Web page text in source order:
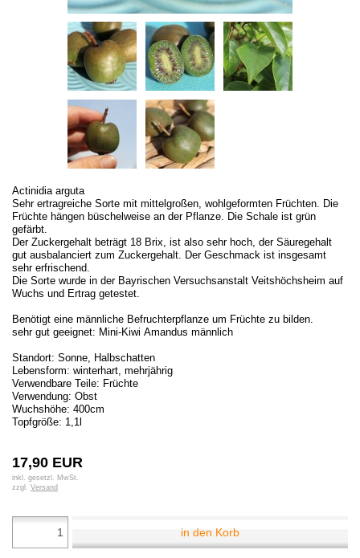
Actinidia arguta
Sehr ertragreiche Sorte mit mittelgroßen, wohlgeformten Früchten. Die
Früchte hängen büschelweise an der Pflanze. Die Schale ist grün
gefärbt.
Der Zuckergehalt beträgt 18 Brix, ist also sehr hoch, der Säuregehalt
gut ausbalanciert zum Zuckergehalt. Der Geschmack ist insgesamt
sehr erfrischend.
Die Sorte wurde in der Bayrischen Versuchsanstalt Veitshöchsheim auf
Wuchs und Ertrag getestet.
Benötigt eine männliche Befruchterpflanze um Früchte zu bilden.
sehr gut geeignet: Mini-Kiwi Amandus männlich
Standort: Sonne, Halbschatten
Lebensform: winterhart, mehrjährig
Verwendbare Teile: Früchte
Verwendung: Obst
Wuchshöhe: 400cm
Topfgröße: 1,1l
17,90 EUR
inkl. gesetzl. MwSt.
zzgl. Versand
in den Korb